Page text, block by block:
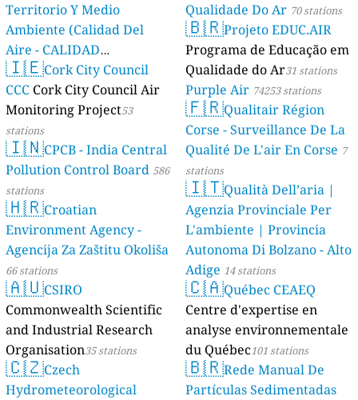
Territorio Y Medio
Ambiente (Calidad Del
Aire - CALIDAD
AMBIENTAL) 23 stations
🇮🇪Cork City Council
CCC Cork City Council Air
Monitoring Project53
stations
🇮🇳CPCB - India Central
Pollution Control Board 586
stations
🇭🇷Croatian
Environment Agency -
Agencija Za Zaštitu Okoliša
66 stations
🇦🇺CSIRO
Commonwealth Scientific
and Industrial Research
Organisation35 stations
🇨🇿Czech
Hydrometeorological
Qualidade Do Ar 70 stations
🇧🇷Projeto EDUC.AIR
Programa de Educação em
Qualidade do Ar31 stations
Purple Air 74253 stations
🇫🇷Qualitair Région
Corse - Surveillance De La
Qualité De L'air En Corse 7
stations
🇮🇹Qualità Dell’aria |
Agenzia Provinciale Per
L'ambiente | Provincia
Autonoma Di Bolzano - Alto
Adige 14 stations
🇨🇦Québec CEAEQ
Centre d'expertise en
analyse environnementale
du Québec101 stations
🇧🇷Rede Manual De
Partículas Sedimentadas